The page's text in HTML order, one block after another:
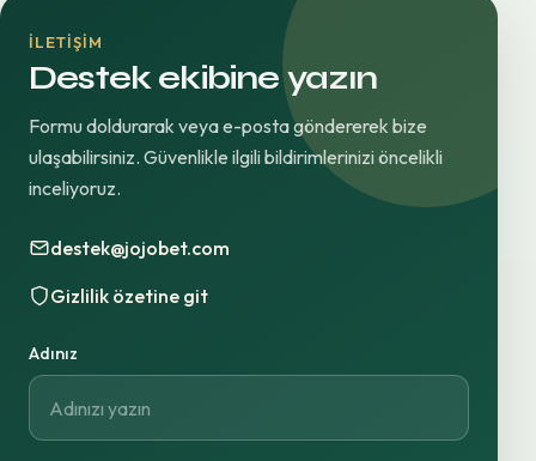
İLETIŞIM
Destek ekibine yazın
Formu doldurarak veya e-posta göndererek bize
ulaşabilirsiniz. Güvenlikle ilgili bildirimlerinizi öncelikli
inceliyoruz.
destek@jojobet.com
Gizlilik özetine git
Adınız